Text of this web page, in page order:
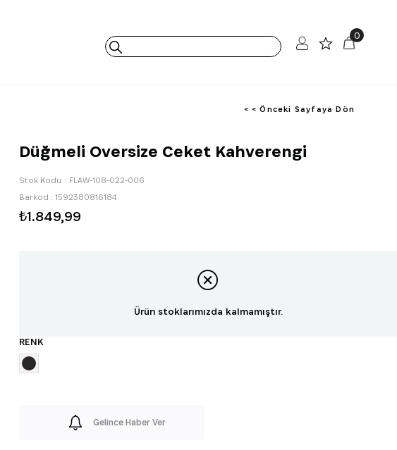
0
< < Önceki Sayfaya Dön
Düğmeli Oversize Ceket Kahverengi
Stok Kodu
FLAW-108-022-006
Barkod : 1592380816184
₺1.849,99
Ürün stoklarımızda kalmamıştır.
RENK
Gelince Haber Ver